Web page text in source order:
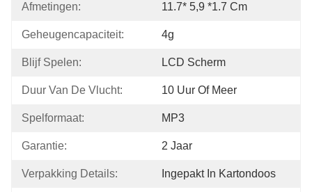
Afmetingen: 11.7* 5,9 *1.7 Cm
Geheugencapaciteit: 4g
Blijf Spelen: LCD Scherm
Duur Van De Vlucht: 10 Uur Of Meer
Spelformaat: MP3
Garantie: 2 Jaar
Verpakking Details: Ingepakt In Kartondoos